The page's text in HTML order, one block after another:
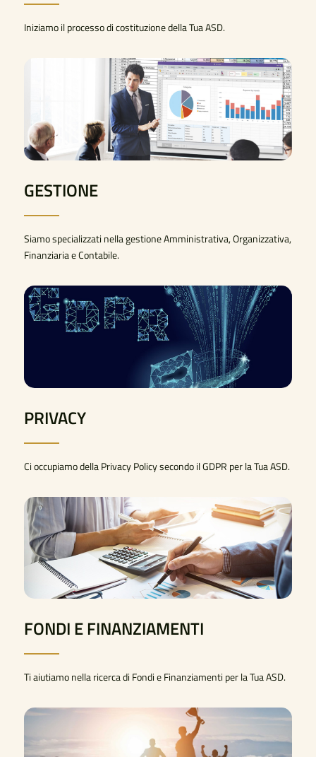
Iniziamo il processo di costituzione della Tua ASD.
GESTIONE
Siamo specializzati nella gestione Amministrativa, Organizzativa,
Finanziaria e Contabile.
PRIVACY
Ci occupiamo della Privacy Policy secondo il GDPR per la Tua ASD.
FONDI E FINANZIAMENTI
Ti aiutiamo nella ricerca di Fondi e Finanziamenti per la Tua ASD.